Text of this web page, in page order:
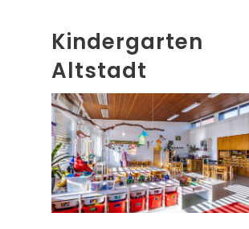
Kindergarten
Altstadt